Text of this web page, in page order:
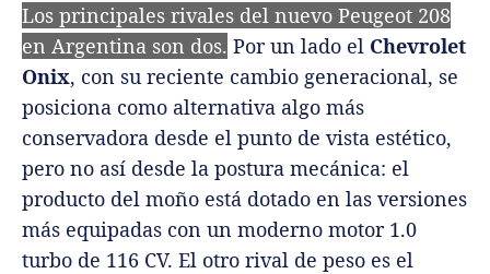
Los principales rivales del nuevo Peugeot 208
en Argentina son dos. Por un lado el Chevrolet
Onix, con su reciente cambio generacional, se
posiciona como alternativa algo más
conservadora desde el punto de vista estético,
pero no así desde la postura mecánica: el
producto del moño está dotado en las versiones
más equipadas con un moderno motor 1.0
turbo de 116 CV. El otro rival de peso es el